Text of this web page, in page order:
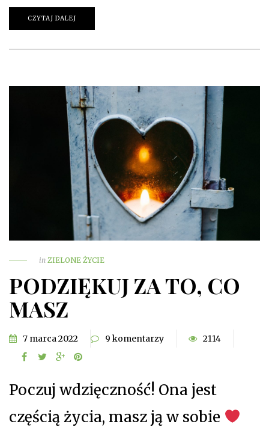
CZYTAJ DALEJ
in ZIELONE ŻYCIE
PODZIĘKUJ ZA TO, CO
MASZ
7 marca 2022 9 komentarzy 2114
Poczuj wdzięczność! Ona jest
częścią życia, masz ją w sobie